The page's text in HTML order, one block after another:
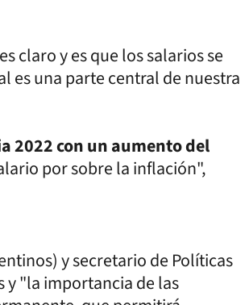
claro y es que los salarios se
es una parte central de nuestra
2022 con un aumento del
por sobre la inflación",
y secretario de Políticas
y "la importancia de las